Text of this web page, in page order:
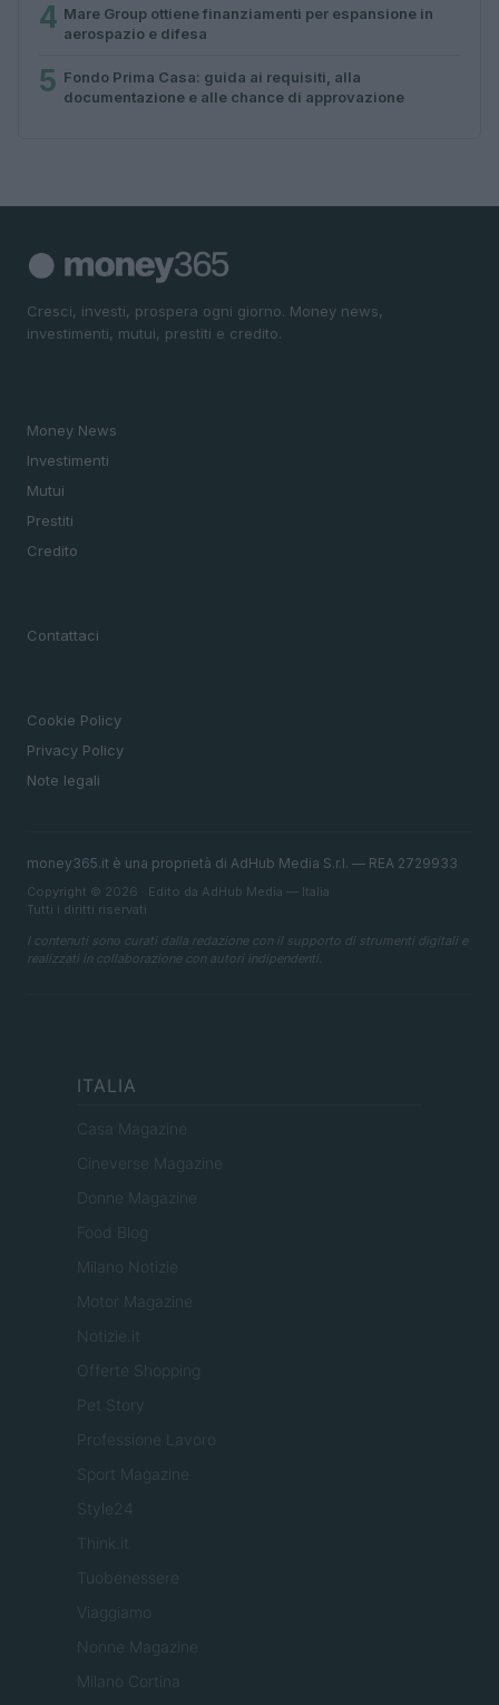
4 Mare Group ottiene finanziamenti per espansione in
aerospazio e difesa
5 Fondo Prima Casa: guida ai requisiti, alla
documentazione e alle chance di approvazione
Cresci, investi, prospera ogni giorno. Money news,
investimenti, mutui, prestiti e credito.
Money News
Investimenti
Mutui
Prestiti
Credito
Contattaci
Cookie Policy
Privacy Policy
Note legali
money365.it è una proprietà di AdHub Media S.r.l. — REA 2729933
Copyright © 2026 · Edito da AdHub Media — Italia
Tutti i diritti riservati
I contenuti sono curati dalla redazione con il supporto di strumenti digitali e
realizzati in collaborazione con autori indipendenti.
ITALIA
Casa Magazine
Cineverse Magazine
Donne Magazine
Food Blog
Milano Notizie
Motor Magazine
Notizie.it
Offerte Shopping
Pet Story
Professione Lavoro
Sport Magazine
Style24
Think.it
Tuobenessere
Viaggiamo
Nonne Magazine
Milano Cortina